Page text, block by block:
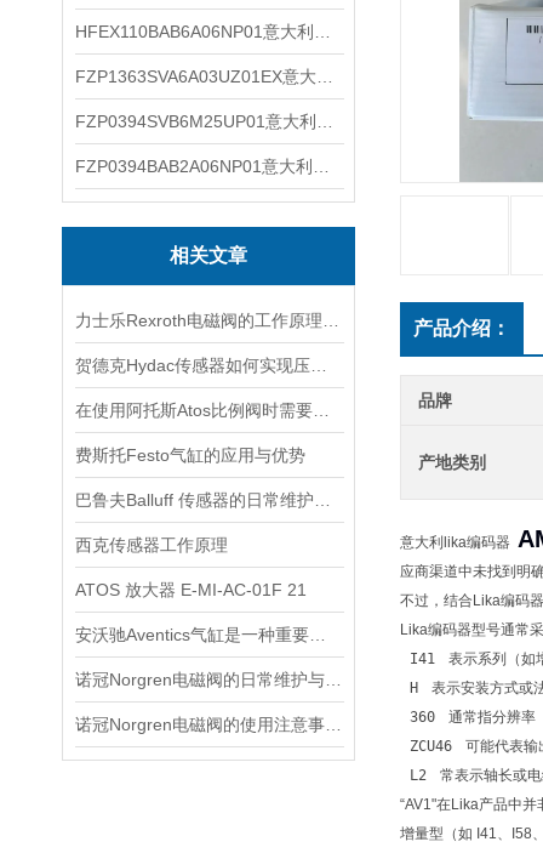
相关文章
费斯托Festo气缸的应用与优势
西克传感器工作原理
ATOS 放大器 E-MI-AC-01F 21
产品介绍：
品牌
产地类别
意大利lika编码器
应商渠道中未找到明
不过，结合Lika编码
Lika编码器型号通常
I41
表示系列（如
H
表示安装方式或
360
通常指分辨率
ZCU46
可能代表输
L2
常表示轴长或
“AV1"在Lika产品中‌并
增量型 （如 I41、I58